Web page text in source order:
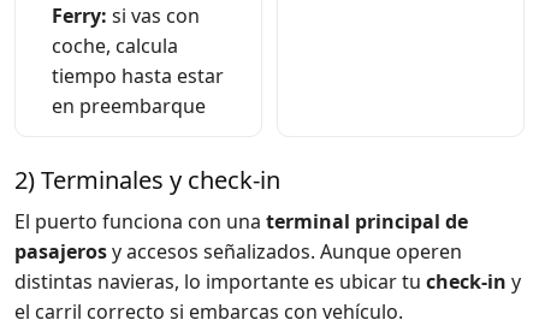
Ferry: si vas con
coche, calcula
tiempo hasta estar
en preembarque
2) Terminales y check-in
El puerto funciona con una terminal principal de
pasajerosy accesos señalizados. Aunque operen
distintas navieras, lo importante es ubicar tu check-in y
el carril correcto si embarcas con vehículo.